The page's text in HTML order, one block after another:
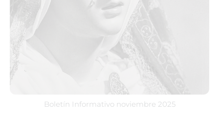
Boletín Informativo noviembre 2025